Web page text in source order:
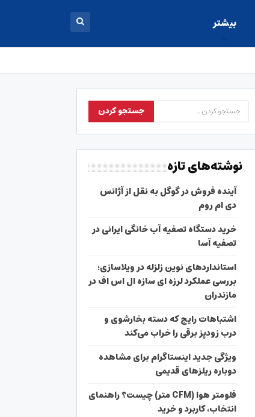
بیشتر
نوشته‌های تازه
آینده فروش در گوگل به نقل از آژانس
دی ام روم
خرید دستگاه تصفیه آب خانگی ایرانی در
تصفیه آسا
استانداردهای نوین زلزله در ویلاسازی؛
بررسی عملکرد لرزه ای سازه ال اس اف در
مازندران
اشتباهات رایج که دسته بخارشوی و
درب زودپز برقی را خراب می‌کند
ویژگی جدید اینستاگرام برای مشاهده
دوباره ریلزهای قدیمی
فلومتر هوا (CFM متر) چیست؟ راهنمای
انتخاب، کاربرد و خرید